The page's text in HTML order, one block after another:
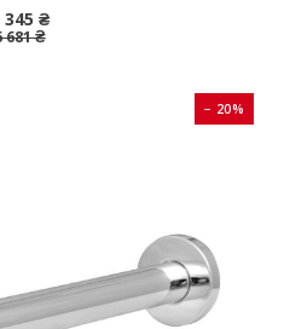
345 ₴
681 ₴
− 20%